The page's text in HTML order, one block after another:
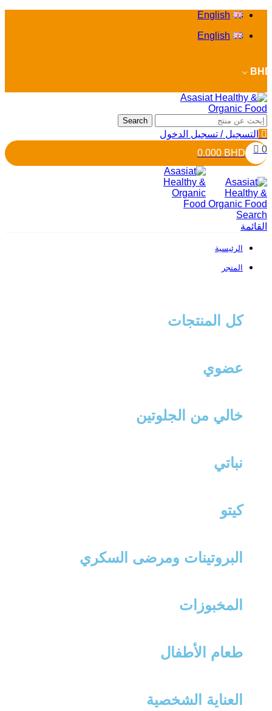
English
English
BHD
Search
التسجيل / تسجيل الدخول
0
0.000 BHD
Search
القائمة
الرئيسية
المتجر
كل المنتجات
عضوي
خالي من الجلوتين
نباتي
كيتو
البروتينات ومرضى السكري
المخبوزات
طعام الأطفال
العناية الشخصية